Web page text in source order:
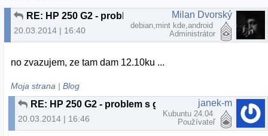
20.03.2014 | 16:40
Milan Dvorský
debian,mint kde,android
Administrátor
no zvazujem, ze tam dam 12.10ku ...
Moja strana |Blog
20.03.2014 | 16:46
janek-m
Kubuntu 24.04
Používateľ